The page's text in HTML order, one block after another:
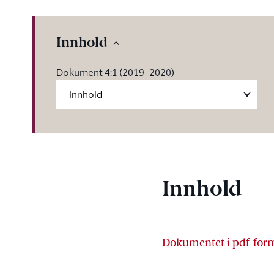
Innhold
Dokument 4:1 (2019–2020)
Innhold
Dokumentet i pdf-